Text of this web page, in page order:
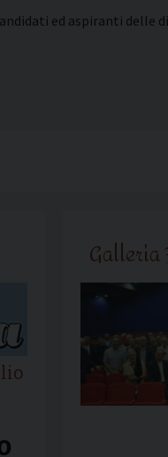
ed aspiranti
Galleria